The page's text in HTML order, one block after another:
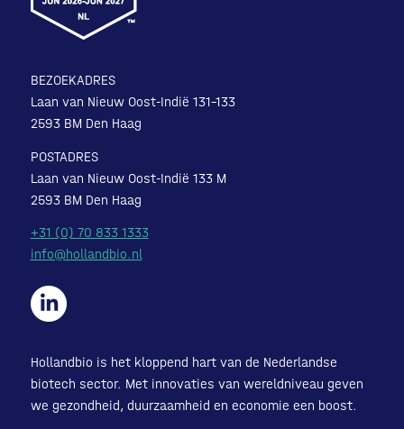
BEZOEKADRES
Laan van Nieuw Oost-Indië 131-133
2593 BM Den Haag
POSTADRES
Laan van Nieuw Oost-Indië 133 M
2593 BM Den Haag
+31 (0) 70 833 1333
info@hollandbio.nl
Hollandbio is het kloppend hart van de Nederlandse
biotech sector. Met innovaties van wereldniveau geven
we gezondheid, duurzaamheid en economie een boost.